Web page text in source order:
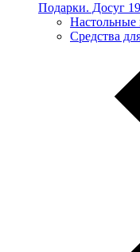
Подарки. Досуг
Настольные
Средства